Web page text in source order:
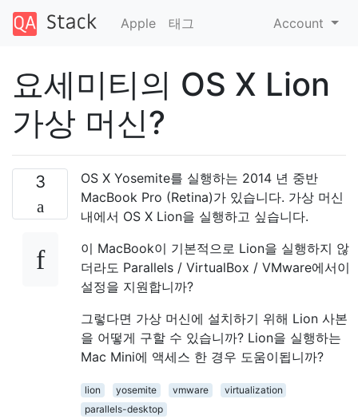
Apple 태그 Account
요세미티의 OS X Lion
가상 머신?
3
OS X Yosemite를 실행하는 2014 년 중반
MacBook Pro (Retina)가 있습니다. 가상 머신
내에서 OS X Lion을 실행하고 싶습니다.
이 MacBook이 기본적으로 Lion을 실행하지 않
더라도 Parallels / VirtualBox / VMware에서이
설정을 지원합니까?
그렇다면 가상 머신에 설치하기 위해 Lion 사본
을 어떻게 구할 수 있습니까? Lion을 실행하는
Mac Mini에 액세스 한 경우 도움이됩니까?
lion yosemite vmware
virtualization
parallels-desktop